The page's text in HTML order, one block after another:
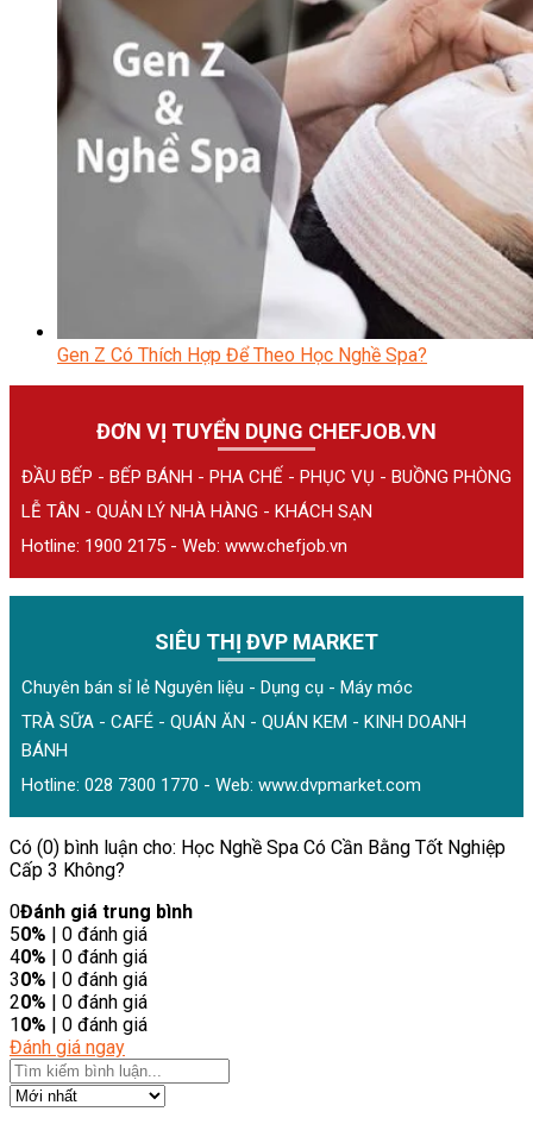
Gen Z Có Thích Hợp Để Theo Học Nghề Spa?
ĐƠN VỊ TUYỂN DỤNG CHEFJOB.VN
ĐẦU BẾP - BẾP BÁNH - PHA CHẾ - PHỤC VỤ - BUỒNG PHÒNG
LỄ TÂN - QUẢN LÝ NHÀ HÀNG - KHÁCH SẠN
Hotline: 1900 2175 - Web: www.chefjob.vn
SIÊU THỊ ĐVP MARKET
Chuyên bán sỉ lẻ Nguyên liệu - Dụng cụ - Máy móc
TRÀ SỮA - CAFÉ - QUÁN ĂN - QUÁN KEM - KINH DOANH
BÁNH
Hotline: 028 7300 1770 - Web: www.dvpmarket.com
Có (0) bình luận cho: Học Nghề Spa Có Cần Bằng Tốt Nghiệp
Cấp 3 Không?
0Đánh giá trung bình
50% | 0 đánh giá
40% | 0 đánh giá
30% | 0 đánh giá
20% | 0 đánh giá
10% | 0 đánh giá
Đánh giá ngay